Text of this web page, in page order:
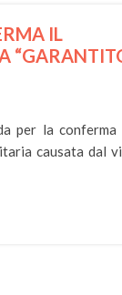
IL
per la conferma
causata dal